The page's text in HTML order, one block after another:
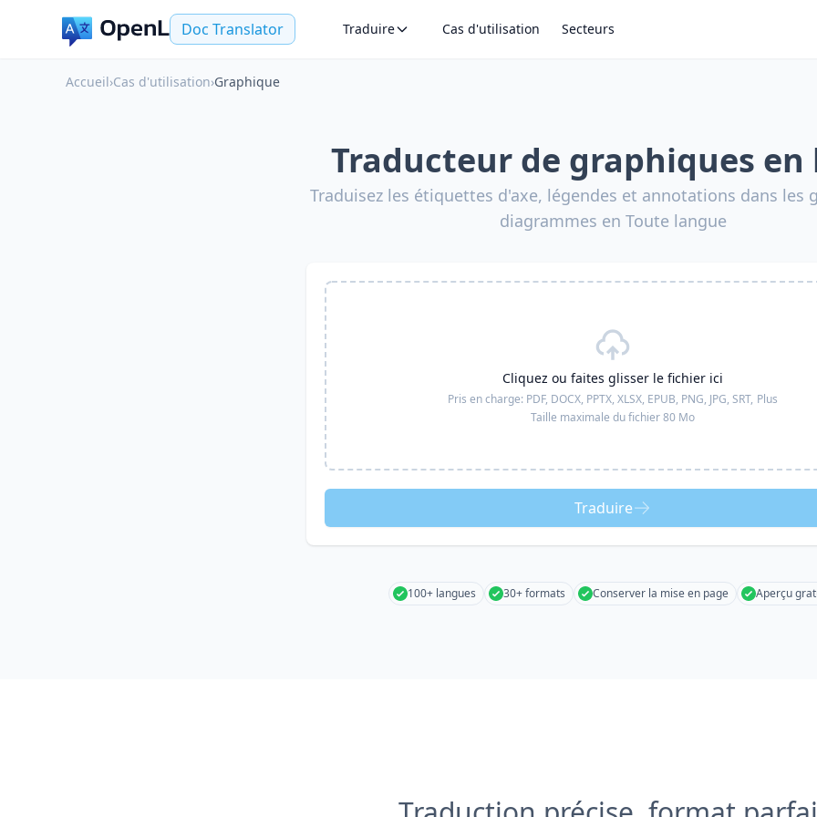
Doc Translator Traduire Cas d'utilisation Secteurs
Accueil›Cas d'utilisation›Graphique
Traducteur de graphiques en
Traduisez les étiquettes d'axe, légendes et annotations dans les
diagrammes en Toute langue
Cliquez ou faites glisser le fichier ici
Pris en charge: PDF, DOCX, PPTX, XLSX, EPUB, PNG, JPG, SRT, Plus
Taille maximale du fichier 80 Mo
Traduire
100+ langues 30+ formats Conserver la mise en page Aperçu